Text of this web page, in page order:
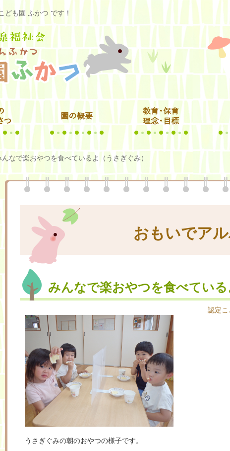
ども園 ふかつ です！
んなで楽おやつを食べているよ（うさぎぐみ）
おもいでア
みんなで楽おやつを食べてい
認定
うさぎぐみの朝のおやつの様子です。